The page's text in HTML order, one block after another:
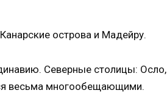
острова и Мадейру.
Северные столицы: Осло,
весьма многообещающими.